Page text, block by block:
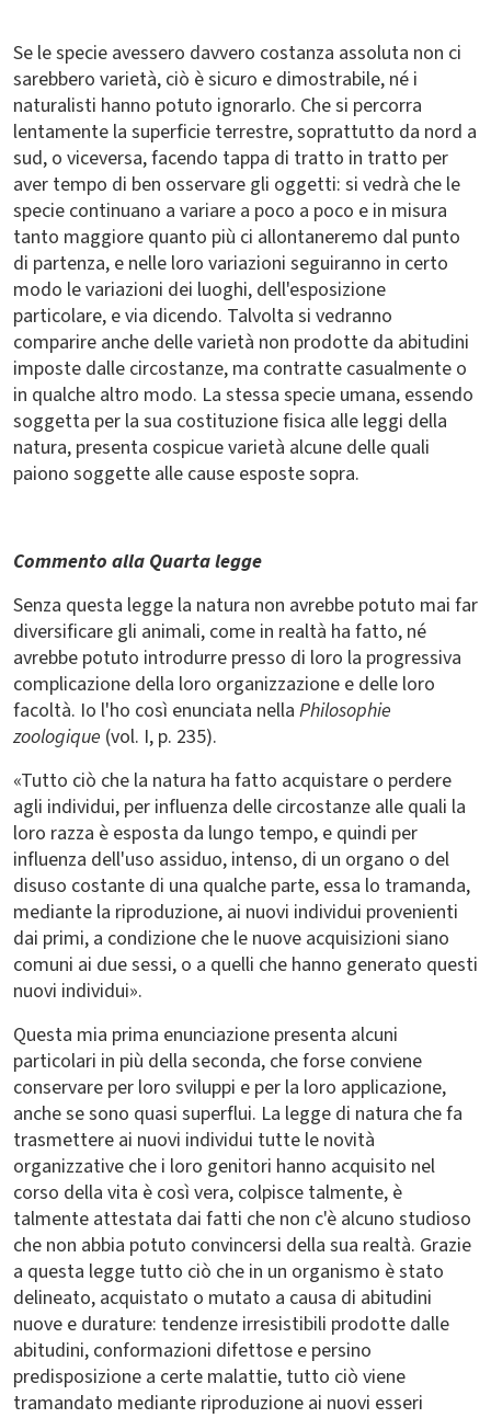
Se le specie avessero davvero costanza assoluta non ci
sarebbero varietà, ciò è sicuro e dimostrabile, né i
naturalisti hanno potuto ignorarlo. Che si percorra
lentamente la superficie terrestre, soprattutto da nord a
sud, o viceversa, facendo tappa di tratto in tratto per
aver tempo di ben osservare gli oggetti: si vedrà che le
specie continuano a variare a poco a poco e in misura
tanto maggiore quanto più ci allontaneremo dal punto
di partenza, e nelle loro variazioni seguiranno in certo
modo le variazioni dei luoghi, dell'esposizione
particolare, e via dicendo. Talvolta si vedranno
comparire anche delle varietà non prodotte da abitudini
imposte dalle circostanze, ma contratte casualmente o
in qualche altro modo. La stessa specie umana, essendo
soggetta per la sua costituzione fisica alle leggi della
natura, presenta cospicue varietà alcune delle quali
paiono soggette alle cause esposte sopra.
Commento alla Quarta legge
Senza questa legge la natura non avrebbe potuto mai far
diversificare gli animali, come in realtà ha fatto, né
avrebbe potuto introdurre presso di loro la progressiva
complicazione della loro organizzazione e delle loro
facoltà. Io l'ho così enunciata nella Philosophie
zoologique (vol. I, p. 235).
«Tutto ciò che la natura ha fatto acquistare o perdere
agli individui, per influenza delle circostanze alle quali la
loro razza è esposta da lungo tempo, e quindi per
influenza dell'uso assiduo, intenso, di un organo o del
disuso costante di una qualche parte, essa lo tramanda,
mediante la riproduzione, ai nuovi individui provenienti
dai primi, a condizione che le nuove acquisizioni siano
comuni ai due sessi, o a quelli che hanno generato questi
nuovi individui».
Questa mia prima enunciazione presenta alcuni
particolari in più della seconda, che forse conviene
conservare per loro sviluppi e per la loro applicazione,
anche se sono quasi superflui. La legge di natura che fa
trasmettere ai nuovi individui tutte le novità
organizzative che i loro genitori hanno acquisito nel
corso della vita è così vera, colpisce talmente, è
talmente attestata dai fatti che non c'è alcuno studioso
che non abbia potuto convincersi della sua realtà. Grazie
a questa legge tutto ciò che in un organismo è stato
delineato, acquistato o mutato a causa di abitudini
nuove e durature: tendenze irresistibili prodotte dalle
abitudini, conformazioni difettose e persino
predisposizione a certe malattie, tutto ciò viene
tramandato mediante riproduzione ai nuovi esseri